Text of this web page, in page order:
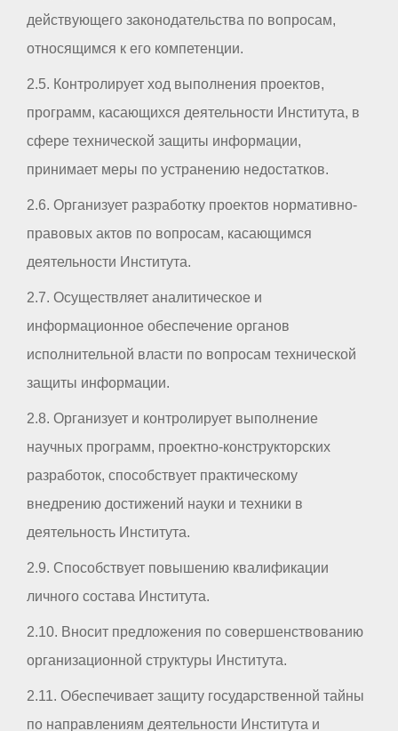
действующего законодательства по вопросам,
относящимся к его компетенции.
2.5. Контролирует ход выполнения проектов,
программ, касающихся деятельности Института, в
сфере технической защиты информации,
принимает меры по устранению недостатков.
2.6. Организует разработку проектов нормативно-
правовых актов по вопросам, касающимся
деятельности Института.
2.7. Осуществляет аналитическое и
информационное обеспечение органов
исполнительной власти по вопросам технической
защиты информации.
2.8. Организует и контролирует выполнение
научных программ, проектно-конструкторских
разработок, способствует практическому
внедрению достижений науки и техники в
деятельность Института.
2.9. Способствует повышению квалификации
личного состава Института.
2.10. Вносит предложения по совершенствованию
организационной структуры Института.
2.11. Обеспечивает защиту государственной тайны
по направлениям деятельности Института и